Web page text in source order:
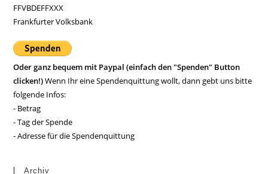
FFVBDEFFXXX
Frankfurter Volksbank
Oder ganz bequem mit Paypal (einfach den "Spenden" Button
clicken!)Wenn Ihr eine Spendenquittung wollt, dann gebt uns bitte
folgende Infos:
- Betrag
- Tag der Spende
- Adresse für die Spendenquittung
Archiv